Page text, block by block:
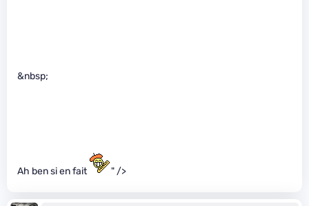
&nbsp;
Ah ben si en fait " />